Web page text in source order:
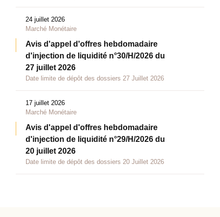
24 juillet 2026
Marché Monétaire
Avis d'appel d'offres hebdomadaire
d'injection de liquidité n°30/H/2026 du
27 juillet 2026
Date limite de dépôt des dossiers 27 Juillet 2026
17 juillet 2026
Marché Monétaire
Avis d'appel d'offres hebdomadaire
d'injection de liquidité n°29/H/2026 du
20 juillet 2026
Date limite de dépôt des dossiers 20 Juillet 2026